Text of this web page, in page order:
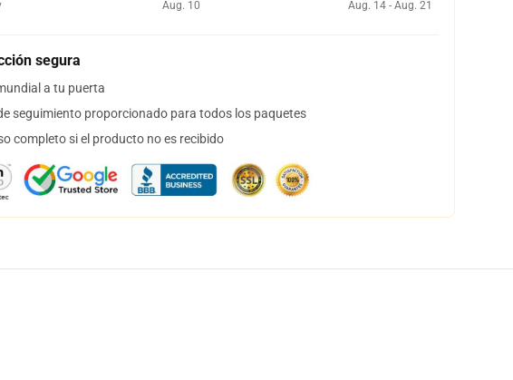
Aug. 10
Aug. 14 - Aug. 21
segura
a tu puerta
seguimiento proporcionado para todos los paquetes
completo si el producto no es recibido